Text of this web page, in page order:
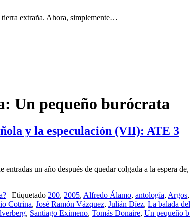
extraña. Ahora, simplemente…
Un pequeño burócrata
y la especulación (VII): ATE 3
entradas un año después de quedar colgada a la espera
| Etiquetado 200, 2005, Alfredo Álamo, antología, Argos,
Cotrina, José Ramón Vázquez, Julián Díez, La balada
, Santiago Eximeno, Tomás Donaire, Un pequeño